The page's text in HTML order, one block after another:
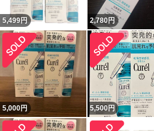
5,499円 2,780円
5,000円 5,500円